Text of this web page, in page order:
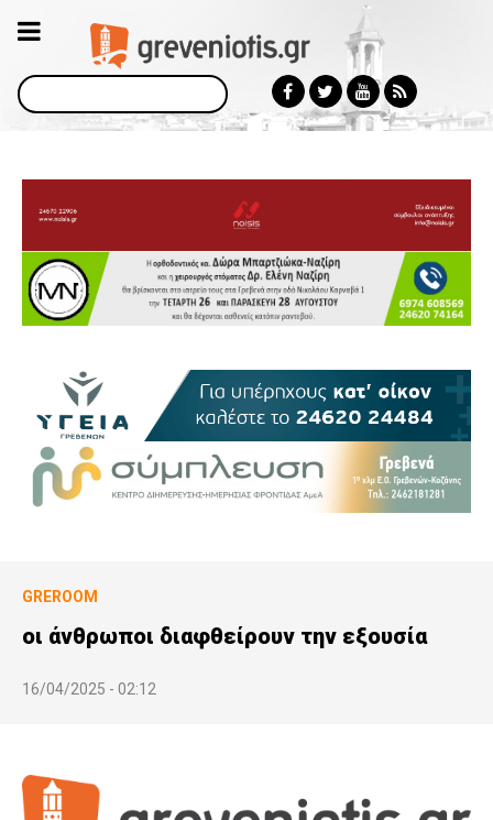
Αναζήτηση
GREROOM
οι άνθρωποι διαφθείρουν την εξουσία
16/04/2025 - 02:12